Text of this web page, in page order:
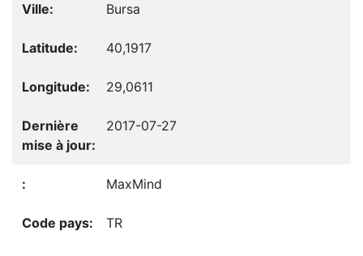
Bursa
40,1917
29,0611
2017-07-27
MaxMind
TR